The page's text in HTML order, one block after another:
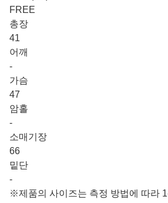
FREE
총장
41
어깨
-
가슴
47
암홀
-
소매기장
66
밑단
-
※제품의 사이즈는 측정 방법에 따라